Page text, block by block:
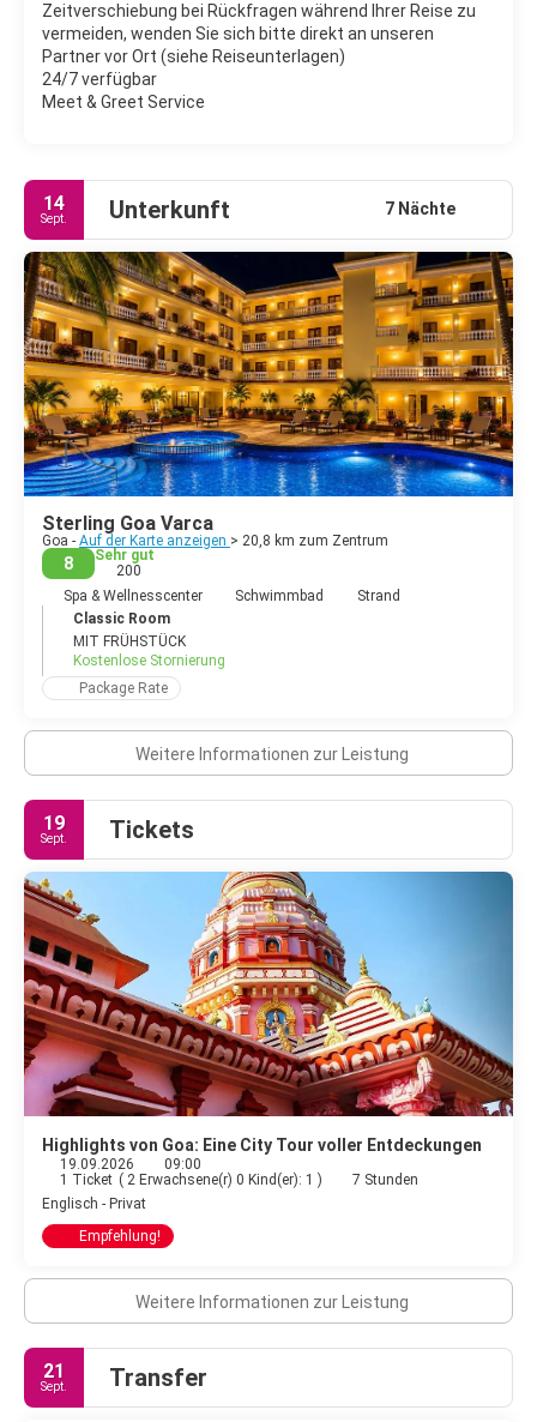
des flachen und sicheren Wassers auch für Urlaub mit Kindern
geeignet ist.
Die Durchschnittstemperaturen liegen in Goa ganzjährig bei
23°C bis 31°C. Das Monsun-Klima birgt eine Regenzeit, die etwa
Mai sind die heißesten Monate, daher ist zwischen November
Zeitverschiebung bei Rückfragen während Ihrer Reise zu
vermeiden, wenden Sie sich bitte direkt an unseren
Partner vor Ort (siehe Reiseunterlagen)
24/7 verfügbar
Meet & Greet Service
14
Sept. Unterkunft 7 Nächte
Sterling Goa Varca
Goa - Auf der Karte anzeigen > 20,8 km zum Zentrum
8
Sehr gut
200
Spa & Wellnesscenter
Schwimmbad
Strand
Classic Room
MIT FRÜHSTÜCK
Kostenlose Stornierung
Package Rate
Weitere Informationen zur Leistung
19
Sept. Tickets
Highlights von Goa: Eine City Tour voller Entdeckungen
19.09.2026
09:00
1 Ticket ( 2 Erwachsene(r) 0 Kind(er): 1 )
7 Stunden
Englisch - Privat
Empfehlung!
Weitere Informationen zur Leistung
21
Sept. Transfer